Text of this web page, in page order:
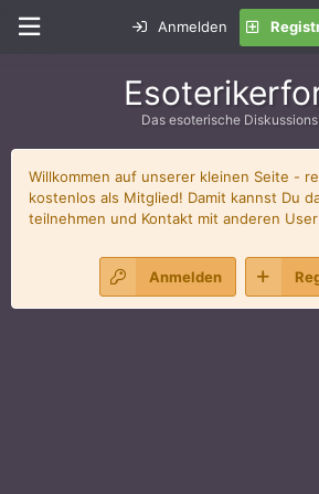
Anmelden
Das esoterische
Willkommen auf unserer kleinen Seite -
kostenlos als Mitglied! Damit kannst Du
teilnehmen und Kontakt mit anderen
Anmelden